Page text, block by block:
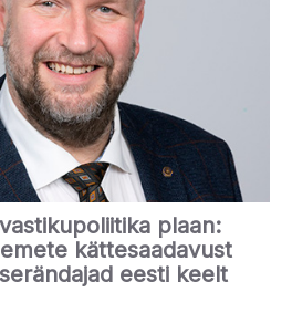
plaan:
kättesaadavust
eesti keelt